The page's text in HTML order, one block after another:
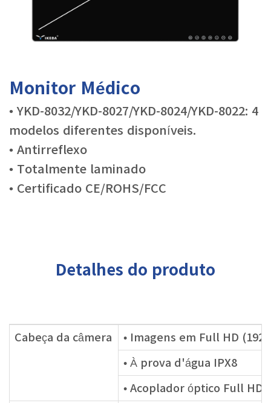
Monitor Médico
• YKD-8032/YKD-8027/YKD-8024/YKD-8022: 4
modelos diferentes disponíveis.
• Antirreflexo
• Totalmente laminado
• Certificado CE/ROHS/FCC
Detalhes do produto
Cabeça da câmera • Imagens em Full HD
• À prova d'água IPX8
• Acoplador óptico Full HD